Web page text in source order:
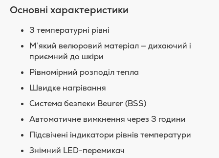
Основні характеристики
3 температурні рівні
М’який велюровий матеріал — дихаючий і
приємний до шкіри
Рівномірний розподіл тепла
Швидке нагрівання
Система безпеки Beurer (BSS)
Автоматичне вимкнення через 3 години
Підсвічені індикатори рівнів температури
Знімний LED-перемикач